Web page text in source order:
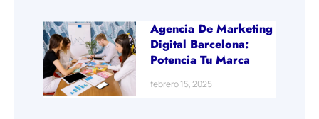
Agencia De Marketing
Digital Barcelona:
Potencia Tu Marca
febrero 15, 2025